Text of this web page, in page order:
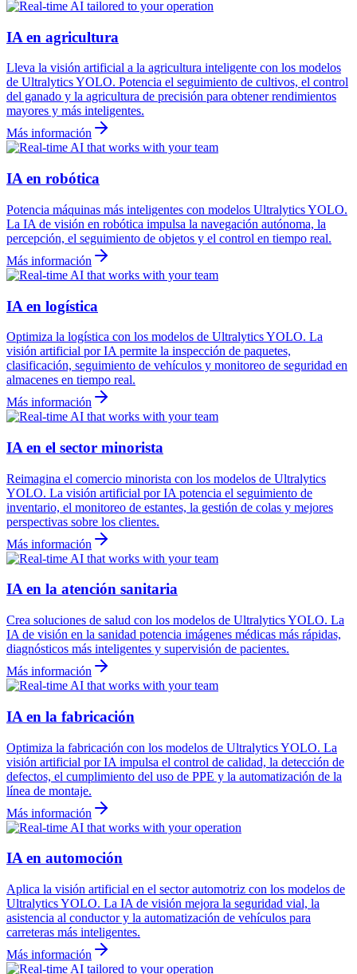
IA en agricultura
Lleva la visión artificial a la agricultura inteligente con los modelos
de Ultralytics YOLO. Potencia el seguimiento de cultivos, el control
del ganado y la agricultura de precisión para obtener rendimientos
mayores y más inteligentes.
Más información
IA en robótica
Potencia máquinas más inteligentes con modelos Ultralytics YOLO.
La IA de visión en robótica impulsa la navegación autónoma, la
percepción, el seguimiento de objetos y el control en tiempo real.
Más información
IA en logística
Optimiza la logística con los modelos de Ultralytics YOLO. La
visión artificial por IA permite la inspección de paquetes,
clasificación, seguimiento de vehículos y monitoreo de seguridad en
almacenes en tiempo real.
Más información
IA en el sector minorista
Reimagina el comercio minorista con los modelos de Ultralytics
YOLO. La visión artificial por IA potencia el seguimiento de
inventario, el monitoreo de estantes, la gestión de colas y mejores
perspectivas sobre los clientes.
Más información
IA en la atención sanitaria
Crea soluciones de salud con los modelos de Ultralytics YOLO. La
IA de visión en la sanidad potencia imágenes médicas más rápidas,
diagnósticos más inteligentes y supervisión de pacientes.
Más información
IA en la fabricación
Optimiza la fabricación con los modelos de Ultralytics YOLO. La
visión artificial por IA impulsa el control de calidad, la detección de
defectos, el cumplimiento del uso de PPE y la automatización de la
línea de montaje.
Más información
IA en automoción
Aplica la visión artificial en el sector automotriz con los modelos de
Ultralytics YOLO. La IA de visión mejora la seguridad vial, la
asistencia al conductor y la automatización de vehículos para
carreteras más inteligentes.
Más información